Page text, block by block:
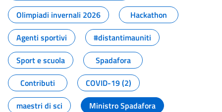
Olimpiadi invernali 2026
Hackathon
Agenti sportivi
#distantimauniti
Sport e scuola
Spadafora
Contributi
COVID-19 (2)
maestri di sci
Ministro Spadafora